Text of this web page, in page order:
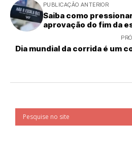
PUBLICAÇÃO ANTERIOR
Saiba como
aprovação do fim da
Dia mundial da corrida é um